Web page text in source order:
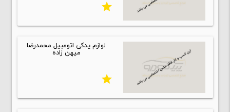
star
لوازم یدکی اتومبیل محمدرضا
میهن زاده
star